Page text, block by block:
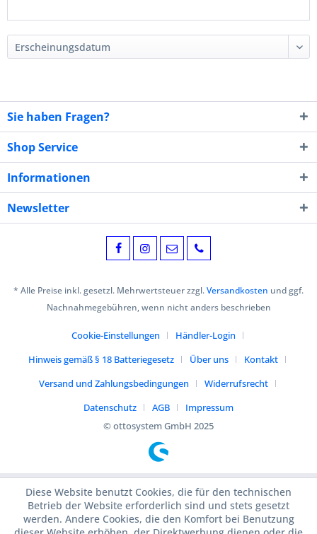
Sie haben Fragen?
Shop Service
Informationen
Newsletter
* Alle Preise inkl. gesetzl. Mehrwertsteuer zzgl.Versandkosten und ggf.
Nachnahmegebühren, wenn nicht anders beschrieben
Cookie-Einstellungen
Händler-Login
Hinweis gemäß § 18 Batteriegesetz
Über uns
Kontakt
Versand und Zahlungsbedingungen
Widerrufsrecht
Datenschutz
AGB
Impressum
© ottosystem GmbH 2025
Diese Website benutzt Cookies, die für den technischen
Betrieb der Website erforderlich sind und stets gesetzt
werden. Andere Cookies, die den Komfort bei Benutzung